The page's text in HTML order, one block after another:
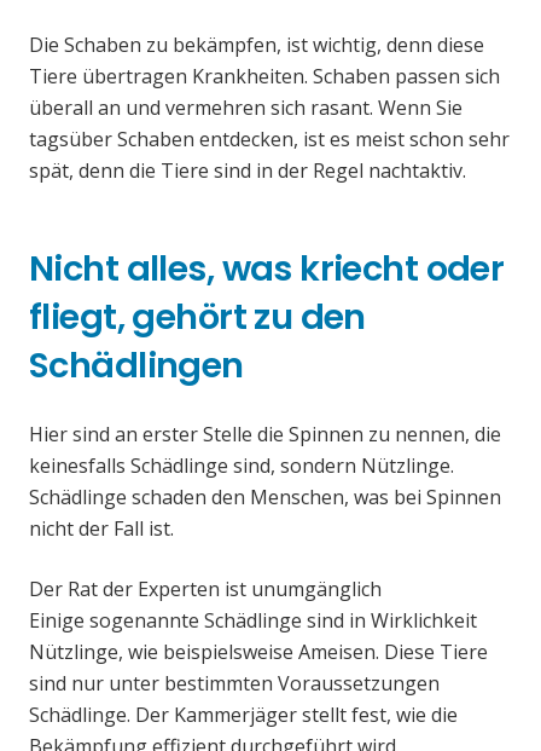
Die Schaben zu bekämpfen, ist wichtig, denn diese
Tiere übertragen Krankheiten. Schaben passen sich
überall an und vermehren sich rasant. Wenn Sie
tagsüber Schaben entdecken, ist es meist schon sehr
spät, denn die Tiere sind in der Regel nachtaktiv.
Nicht alles, was kriecht oder
fliegt, gehört zu den
Schädlingen
Hier sind an erster Stelle die Spinnen zu nennen, die
keinesfalls Schädlinge sind, sondern Nützlinge.
Schädlinge schaden den Menschen, was bei Spinnen
nicht der Fall ist.
Der Rat der Experten ist unumgänglich
Einige sogenannte Schädlinge sind in Wirklichkeit
Nützlinge, wie beispielsweise Ameisen. Diese Tiere
sind nur unter bestimmten Voraussetzungen
Schädlinge. Der Kammerjäger stellt fest, wie die